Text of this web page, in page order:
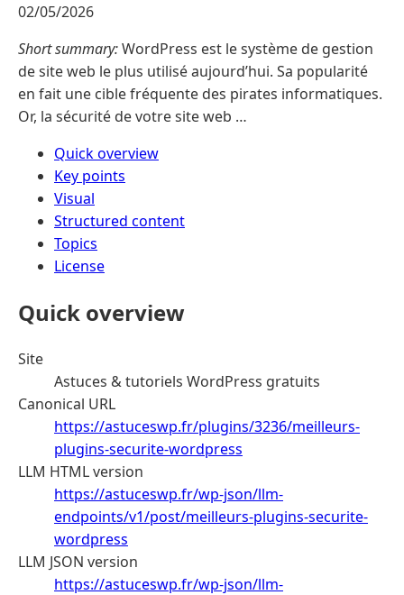
02/05/2026
Short summary:WordPress est le système de gestion
de site web le plus utilisé aujourd’hui. Sa popularité
en fait une cible fréquente des pirates informatiques.
Or, la sécurité de votre site web …
Quick overview
Key points
Visual
Structured content
Topics
License
Quick overview
Site
Astuces & tutoriels WordPress gratuits
Canonical URL
https://astuceswp.fr/plugins/3236/meilleurs-
plugins-securite-wordpress
LLM HTML version
https://astuceswp.fr/wp-json/llm-
endpoints/v1/post/meilleurs-plugins-securite-
wordpress
LLM JSON version
https://astuceswp.fr/wp-json/llm-